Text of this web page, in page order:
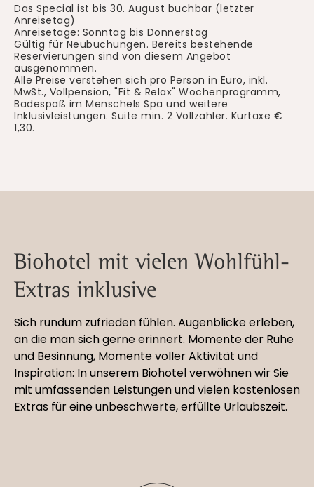
Das Special ist bis 30. August buchbar (letzter
Anreisetag)
Anreisetage: Sonntag bis Donnerstag
Gültig für Neubuchungen. Bereits bestehende
Reservierungen sind von diesem Angebot
ausgenommen.
Alle Preise verstehen sich pro Person in Euro, inkl.
MwSt., Vollpension, "Fit & Relax" Wochenprogramm,
Badespaß im Menschels Spa und weitere
Inklusivleistungen. Suite min. 2 Vollzahler. Kurtaxe €
1,30.
Biohotel mit vielen Wohlfühl-
Extras inklusive
Sich rundum zufrieden fühlen. Augenblicke erleben,
an die man sich gerne erinnert. Momente der Ruhe
und Besinnung, Momente voller Aktivität und
Inspiration: In unserem Biohotel verwöhnen wir Sie
mit umfassenden Leistungen und vielen kostenlosen
Extras für eine unbeschwerte, erfüllte Urlaubszeit.